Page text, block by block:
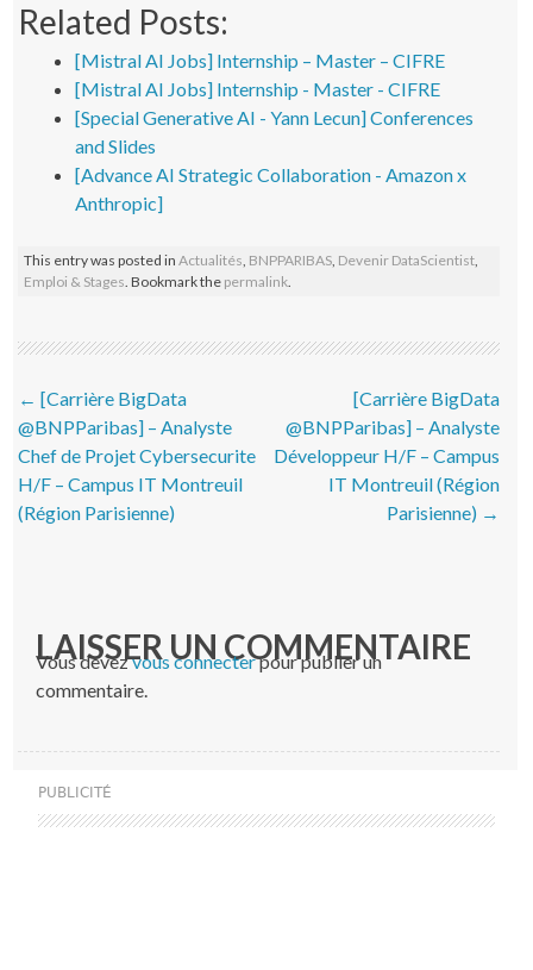
Related Posts:
[Mistral AI Jobs] Internship – Master – CIFRE
[Mistral AI Jobs] Internship - Master - CIFRE
[Special Generative AI - Yann Lecun] Conferences
and Slides
[Advance AI Strategic Collaboration - Amazon x
Anthropic]
This entry was posted inActualités, BNPPARIBAS, Devenir DataScientist,
Emploi & Stages. Bookmark the permalink.
Post navigation
← [Carrière BigData
@BNPParibas] – Analyste
Chef de Projet Cybersecurite
H/F – Campus IT Montreuil
(Région Parisienne)
[Carrière BigData
@BNPParibas] – Analyste
Développeur H/F – Campus
IT Montreuil (Région
Parisienne) →
LAISSER UN COMMENTAIRE
Vous devezvous connecterpour publier un
commentaire.
PUBLICITÉ